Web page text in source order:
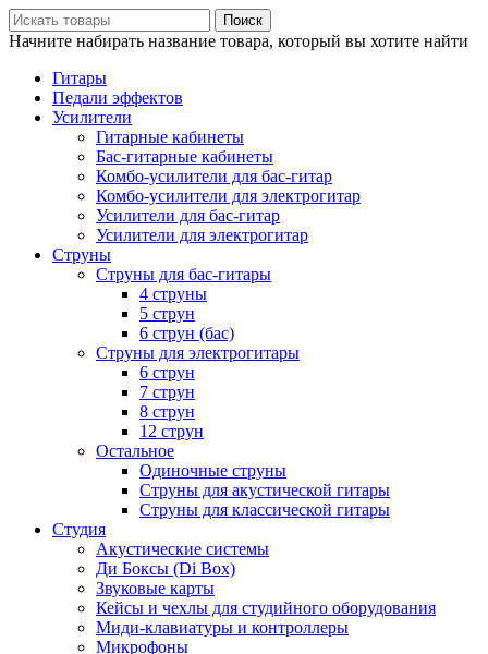
Поиск
Начните набирать название товара, который вы хотите найти
Гитары
Педали эффектов
Усилители
Гитарные кабинеты
Бас-гитарные кабинеты
Комбо-усилители для бас-гитар
Комбо-усилители для электрогитар
Усилители для бас-гитар
Усилители для электрогитар
Струны
Струны для бас-гитары
4 струны
5 струн
6 струн (бас)
Струны для электрогитары
6 струн
7 струн
8 струн
12 струн
Остальное
Одиночные струны
Струны для акустической гитары
Струны для классической гитары
Студия
Акустические системы
Ди Боксы (Di Box)
Звуковые карты
Кейсы и чехлы для студийного оборудования
Миди-клавиатуры и контроллеры
Микрофоны